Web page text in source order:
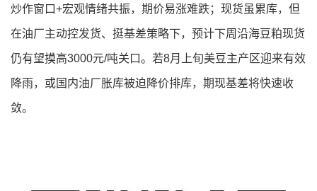
炒作窗口+宏观情绪共振，期价易涨难跌；现货虽累库，但
在油厂主动控发货、挺基差策略下，预计下周沿海豆粕现货
仍有望摸高3000元/吨关口。若8月上旬美豆主产区迎来有效
降雨，或国内油厂胀库被迫降价排库，期现基差将快速收
敛。